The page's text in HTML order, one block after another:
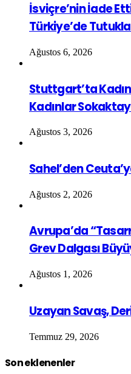
İsviçre’nin İade
Türkiye’de
Ağustos 6, 2026
Stuttgart’ta
Kadınlar
Ağustos 3, 2026
Sahel’den
Ağustos 2, 2026
Avrupa’da
Grev Dalgası
Ağustos 1, 2026
Uzayan Savaş,
Temmuz 29, 2026
Son eklenenler